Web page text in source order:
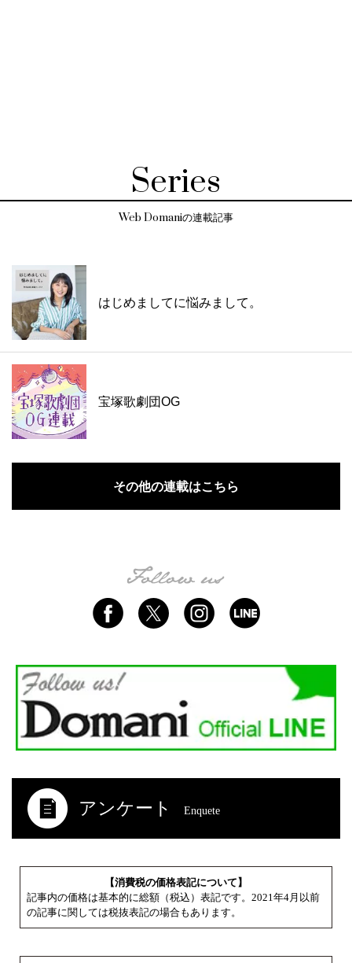
Series
Web Domaniの連載記事
はじめましてに悩みまして。
宝塚歌劇団OG
その他の連載はこちら
アンケート Enquete
【消費税の価格表記について】
記事内の価格は基本的に総額（税込）表記です。2021年4月以前
の記事に関しては税抜表記の場合もあります。